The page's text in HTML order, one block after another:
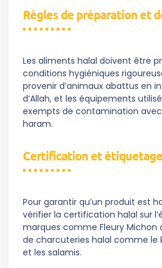
Règles de préparation et
Les aliments halal doivent être
conditions hygiéniques
provenir d’animaux abattus en
d’Allah, et les équipements
exempts de contamination
haram.
Certification et étiquetage
Pour garantir qu’un produit est
vérifier la certification halal sur
marques comme Fleury
de charcuteries halal comme le
et les salamis.